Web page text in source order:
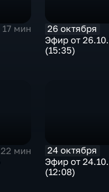
17 мин
26 октября
Эфир от
(15:35)
22 мин
24 октября
Эфир от
(12:08)